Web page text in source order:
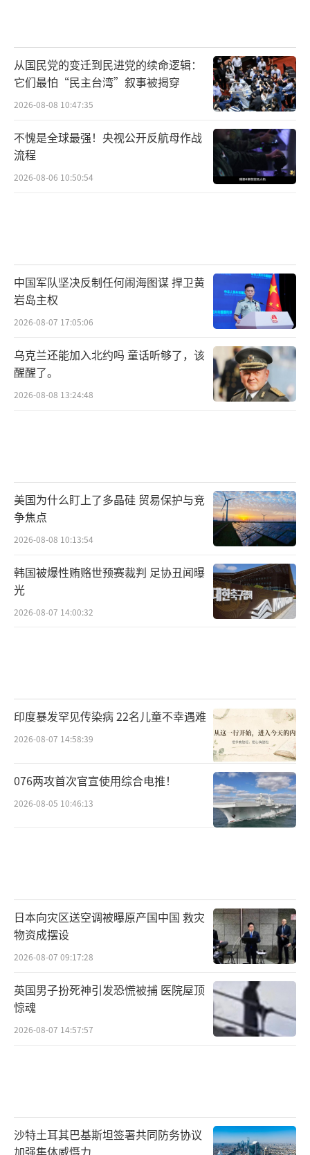
从国民党的变迁到民进党的续命逻辑：
它们最怕“民主台湾”叙事被揭穿
2026-08-08 10:47:35
不愧是全球最强！央视公开反航母作战
流程
2026-08-06 10:50:54
中国军队坚决反制任何闹海图谋 捍卫黄
岩岛主权
2026-08-07 17:05:06
乌克兰还能加入北约吗 童话听够了，该
醒醒了。
2026-08-08 13:24:48
美国为什么盯上了多晶硅 贸易保护与竞
争焦点
2026-08-08 10:13:54
韩国被爆性贿赂世预赛裁判 足协丑闻曝
光
2026-08-07 14:00:32
印度暴发罕见传染病 22名儿童不幸遇难
2026-08-07 14:58:39
076两攻首次官宣使用综合电推！
2026-08-05 10:46:13
日本向灾区送空调被曝原产国中国 救灾
物资成摆设
2026-08-07 09:17:28
英国男子扮死神引发恐慌被捕 医院屋顶
惊魂
2026-08-07 14:57:57
沙特土耳其巴基斯坦签署共同防务协议
加强集体威慑力